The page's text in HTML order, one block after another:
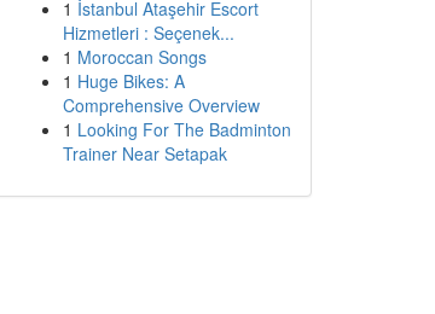
1 İstanbul Ataşehir Escort
Hizmetleri : Seçenek...
1 Moroccan Songs
1 Huge Bikes: A
Comprehensive Overview
1 Looking For The Badminton
Trainer Near Setapak